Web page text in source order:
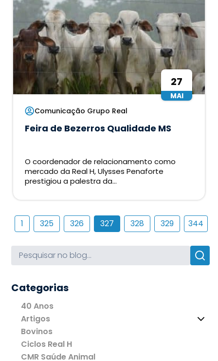
27
MAI
Comunicação Grupo Real
Feira de Bezerros Qualidade MS
O coordenador de relacionamento como
mercado da Real H, Ulysses Penaforte
prestigiou a palestra da...
1 325 326 327 328 329 344
Categorias
40 Anos
Artigos
Bovinos
Ciclos Real H
CMR Saúde Animal